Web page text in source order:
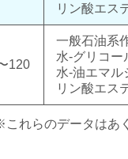
リン酸エス
120
一般石油系
水-グリコー
水-油エマル
リン酸エス
これらのデータはあ